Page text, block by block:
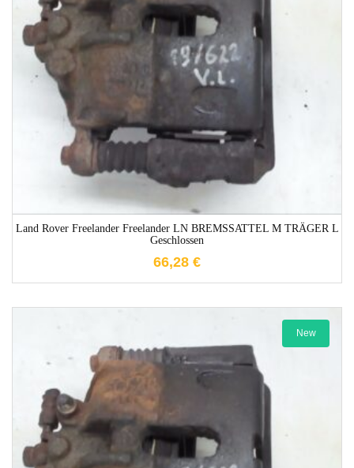
Land Rover Freelander Freelander LN BREMSSATTEL M TRÄGER L
Geschlossen
66,28 €
1-3 Werktage
New